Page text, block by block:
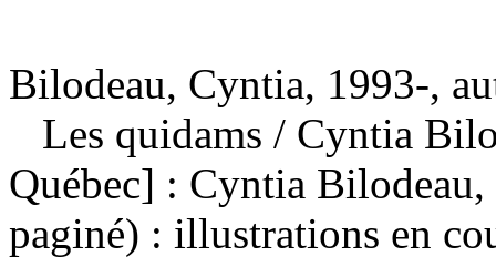
Bilodeau, Cyntia, 1993-,
Les quidams / Cyntia
Québec] : Cyntia
paginé) : illustrations en